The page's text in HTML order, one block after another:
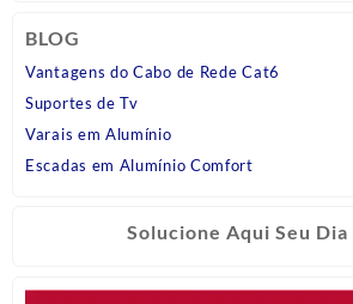
BLOG
Vantagens do Cabo de Rede Cat6
Suportes de Tv
Varais em Alumínio
Escadas em Alumínio Comfort
Solucione Aqui Seu Dia